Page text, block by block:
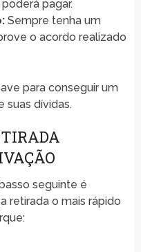
pagar.
Sempre tenha um
o acordo realizado
para conseguir um
suas dívidas.
seguinte é
retirada o mais rápido